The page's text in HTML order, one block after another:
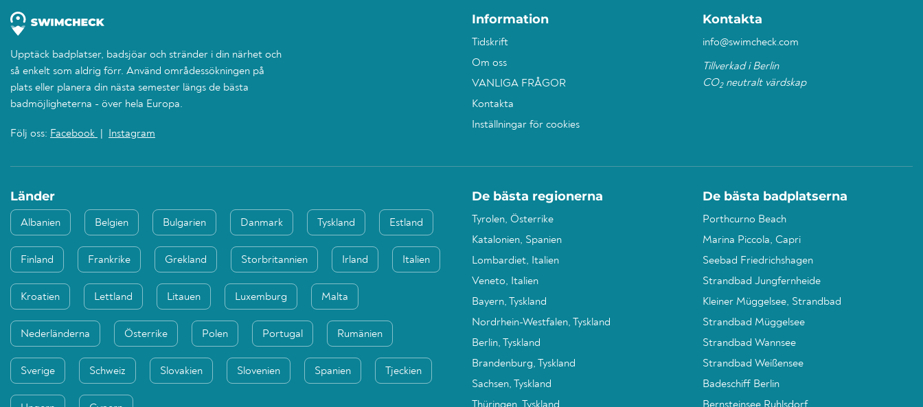
Upptäck badplatser, badsjöar och stränder i din närhet och
så enkelt som aldrig förr. Använd områdessökningen på
plats eller planera din nästa semester längs de bästa
badmöjligheterna - över hela Europa.
Följ oss: Facebook Instagram
Information
Tidskrift
Om oss
VANLIGA FRÅGOR
Kontakta
Inställningar för cookies
Kontakta
info@swimcheck.com
Tillverkad i Berlin
CO2neutralt värdskap
Länder
Albanien Belgien Bulgarien Danmark Tyskland Estland
Finland Frankrike Grekland Storbritannien Irland Italien
Kroatien Lettland Litauen Luxemburg Malta
Nederländerna Österrike Polen Portugal Rumänien
Sverige Schweiz Slovakien Slovenien Spanien Tjeckien
De bästa regionerna
Tyrolen, Österrike
Katalonien, Spanien
Lombardiet, Italien
Veneto, Italien
Bayern, Tyskland
Nordrhein-Westfalen, Tyskland
Berlin, Tyskland
Brandenburg, Tyskland
Sachsen, Tyskland
De bästa badplatserna
Porthcurno Beach
Marina Piccola, Capri
Seebad Friedrichshagen
Strandbad Jungfernheide
Kleiner Müggelsee, Strandbad
Strandbad Müggelsee
Strandbad Wannsee
Strandbad Weißensee
Badeschiff Berlin